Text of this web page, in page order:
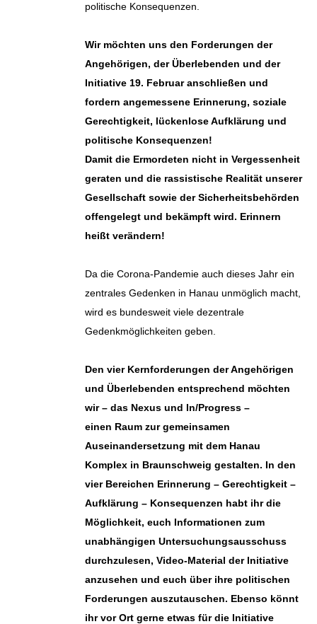
politische Konsequenzen.
Wir möchten uns den Forderungen der
Angehörigen, der Überlebenden und der
Initiative 19. Februar anschließen und
fordern angemessene Erinnerung, soziale
Gerechtigkeit, lückenlose Aufklärung und
politische Konsequenzen!
Damit die Ermordeten nicht in Vergessenheit
geraten und die rassistische Realität unserer
Gesellschaft sowie der Sicherheitsbehörden
offengelegt und bekämpft wird. Erinnern
heißt verändern!
Da die Corona-Pandemie auch dieses Jahr ein
zentrales Gedenken in Hanau unmöglich macht,
wird es bundesweit viele dezentrale
Gedenkmöglichkeiten geben.
Den vier Kernforderungen der Angehörigen
und Überlebenden entsprechend möchten
wir – das Nexus und In/Progress –
einen Raum zur gemeinsamen
Auseinandersetzung mit dem Hanau
Komplex in Braunschweig gestalten. In den
vier Bereichen Erinnerung – Gerechtigkeit –
Aufklärung – Konsequenzen habt ihr die
Möglichkeit, euch Informationen zum
unabhängigen Untersuchungsausschuss
durchzulesen, Video-Material der Initiative
anzusehen und euch über ihre politischen
Forderungen auszutauschen. Ebenso könnt
ihr vor Ort gerne etwas für die Initiative